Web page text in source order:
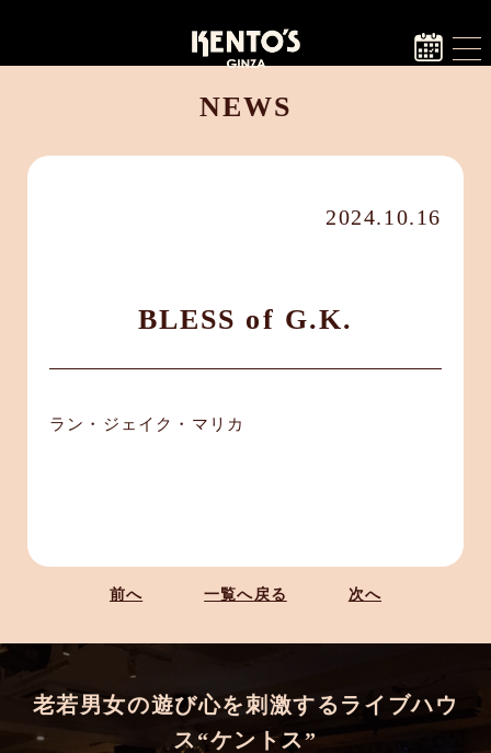
NEWS
2024.10.16
BLESS of G.K.
ラン・ジェイク・マリカ
前へ 一覧へ戻る 次へ
老若男女の遊び心を刺激するライブハウ
ス“ケントス”